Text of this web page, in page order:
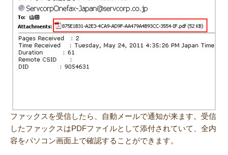
ファックスを受信したら、自動メールで通知が来ます。受信
したファックスはPDFファイルとして添付されていて、全内
容をパソコン画面上で確認することができます。